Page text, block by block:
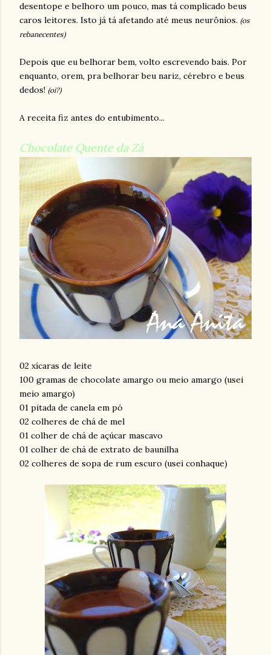
desentope e belhoro um pouco, mas tá complicado beus
caros leitores. Isto já tá afetando até meus neurônios. (os
rebanecentes)
Depois que eu belhorar bem, volto escrevendo bais. Por
enquanto, orem, pra belhorar beu nariz, cérebro e beus
dedos! (oi?)
A receita fiz antes do entubimento...
Chocolate Quente da Zá
02 xícaras de leite
100 gramas de chocolate amargo ou meio amargo (usei
meio amargo)
01 pitada de canela em pó
02 colheres de chá de mel
01 colher de chá de açúcar mascavo
01 colher de chá de extrato de baunilha
02 colheres de sopa de rum escuro (usei conhaque)